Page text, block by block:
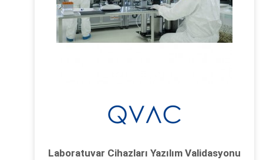
Laboratuvar Cihazları Yazılım Validasyonu